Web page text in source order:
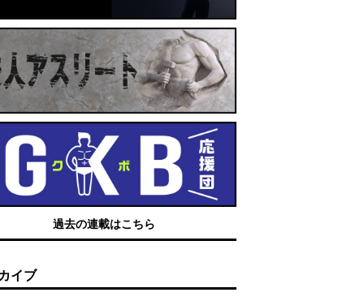
過去の連載はこちら
イブ